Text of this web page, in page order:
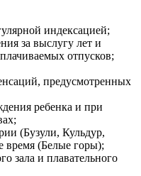
индексацией;
за выслугу лет и
отпусков;
предусмотренных
ребенка и при
(Бузули, Кульдур,
время (Белые горы);
зала и плавательного